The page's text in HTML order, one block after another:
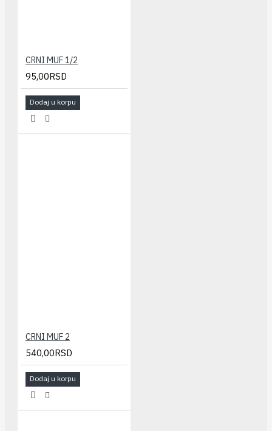
CRNI MUF 1/2
95,00RSD
Dodaj u korpu
CRNI MUF 2
540,00RSD
Dodaj u korpu